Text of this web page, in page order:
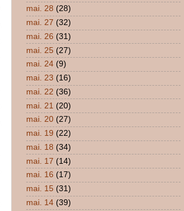
mai. 28 (28)
mai. 27 (32)
mai. 26 (31)
mai. 25 (27)
mai. 24 (9)
mai. 23 (16)
mai. 22 (36)
mai. 21 (20)
mai. 20 (27)
mai. 19 (22)
mai. 18 (34)
mai. 17 (14)
mai. 16 (17)
mai. 15 (31)
mai. 14 (39)